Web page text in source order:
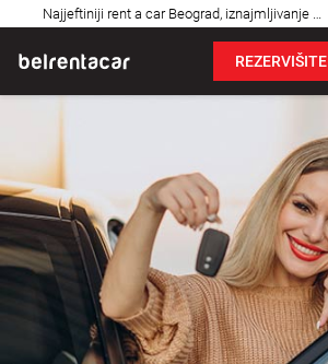
Najjeftiniji rent a car Beograd, iznajmljivanje auta: Bel✓
REZERVIŠITE
Cene
Uslovi najma
O nama
Najčešća pitanja